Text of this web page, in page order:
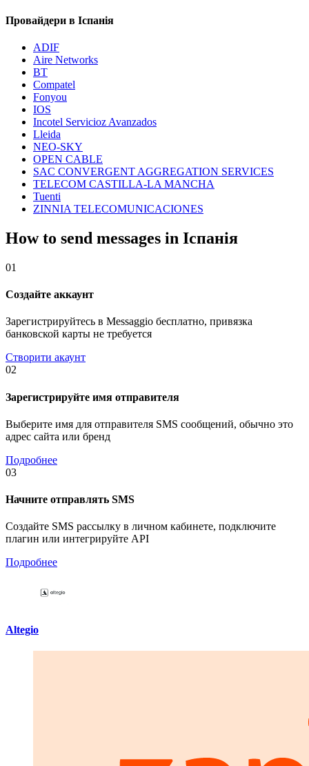
Провайдери в Іспанія
ADIF
Aire Networks
BT
Compatel
Fonyou
IOS
Incotel Servicioz Avanzados
Lleida
NEO-SKY
OPEN CABLE
SAC CONVERGENT AGGREGATION SERVICES
TELECOM CASTILLA-LA MANCHA
Tuenti
ZINNIA TELECOMUNICACIONES
How to send messages in Іспанія
01
Создайте аккаунт
Зарегистрируйтесь в Messaggio бесплатно, привязка
банковской карты не требуется
Створити акаунт
02
Зарегистрируйте имя отправителя
Выберите имя для отправителя SMS сообщений, обычно это
адрес сайта или бренд
Подробнее
03
Начните отправлять SMS
Создайте SMS рассылку в личном кабинете, подключите
плагин или интегрируйте API
Подробнее
Altegio